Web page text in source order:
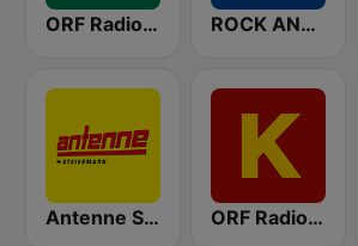
ORF Radio Steiermark ROCK ANTENNE Österreich
Antenne Steiermark ORF Radio Kärnten